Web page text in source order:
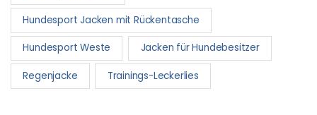
Hundesport Jacken mit Rückentasche
Hundesport Weste Jacken für Hundebesitzer
Regenjacke Trainings-Leckerlies